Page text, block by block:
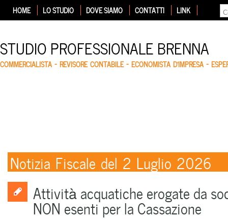
HOME LO STUDIO DOVE SIAMO CONTATTI LINK
STUDIO PROFESSIONALE BRENNA
COMMERCIALISTA – REVISORE CONTABILE – ECONOMISTA D'IMPRESA –
Notizia Fiscale del 2 Luglio 2026
Attività acquatiche erogate da
NON esenti per la Cassazione